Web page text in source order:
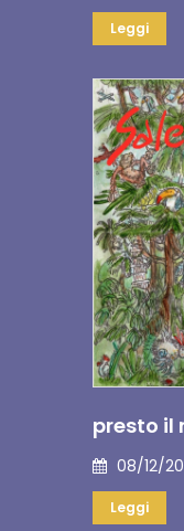
Leggi
presto il
08/12/
Leggi